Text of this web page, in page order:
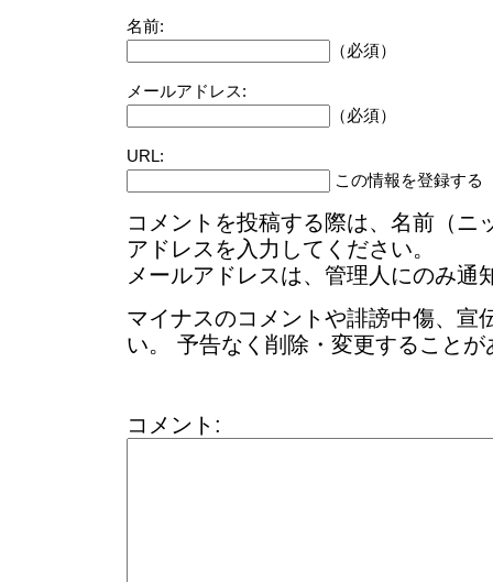
名前:
（必須）
メールアドレス:
（必須）
URL:
この情報を登録する
コメントを投稿する際は、名前（ニ
アドレスを入力してください。
メールアドレスは、管理人にのみ通
マイナスのコメントや誹謗中傷、宣
い。 予告なく削除・変更することが
コメント: